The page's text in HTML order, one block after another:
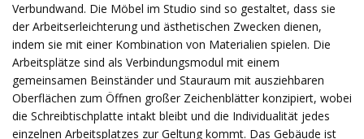
Verbundwand. Die Möbel im Studio sind so gestaltet, dass sie
der Arbeitserleichterung und ästhetischen Zwecken dienen,
indem sie mit einer Kombination von Materialien spielen. Die
Arbeitsplätze sind als Verbindungsmodul mit einem
gemeinsamen Beinständer und Stauraum mit ausziehbaren
Oberflächen zum Öffnen großer Zeichenblätter konzipiert, wobei
die Schreibtischplatte intakt bleibt und die Individualität jedes
einzelnen Arbeitsplatzes zur Geltung kommt. Das Gebäude ist